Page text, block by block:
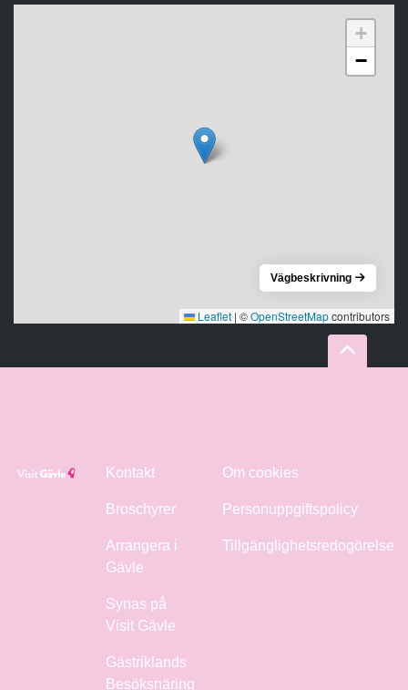
+
−
Leaflet | ©OpenStreetMapcontributors
Vägbeskrivning
Kontakt
Broschyrer
Arrangera i
Gävle
Synas på
Visit Gävle
Gästriklands
Besöksnäring
Om cookies
Personuppgiftspolicy
Tillgänglighetsredogörelse